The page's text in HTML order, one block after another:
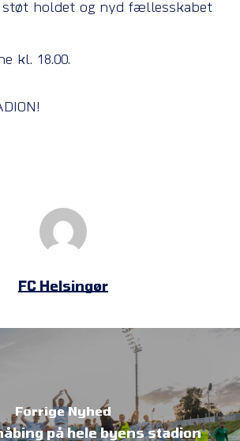
støt holdet og nyd fællesskabet
kl. 18.00.
FC Helsingør
Forrige Nyhed
på hele byens stadion